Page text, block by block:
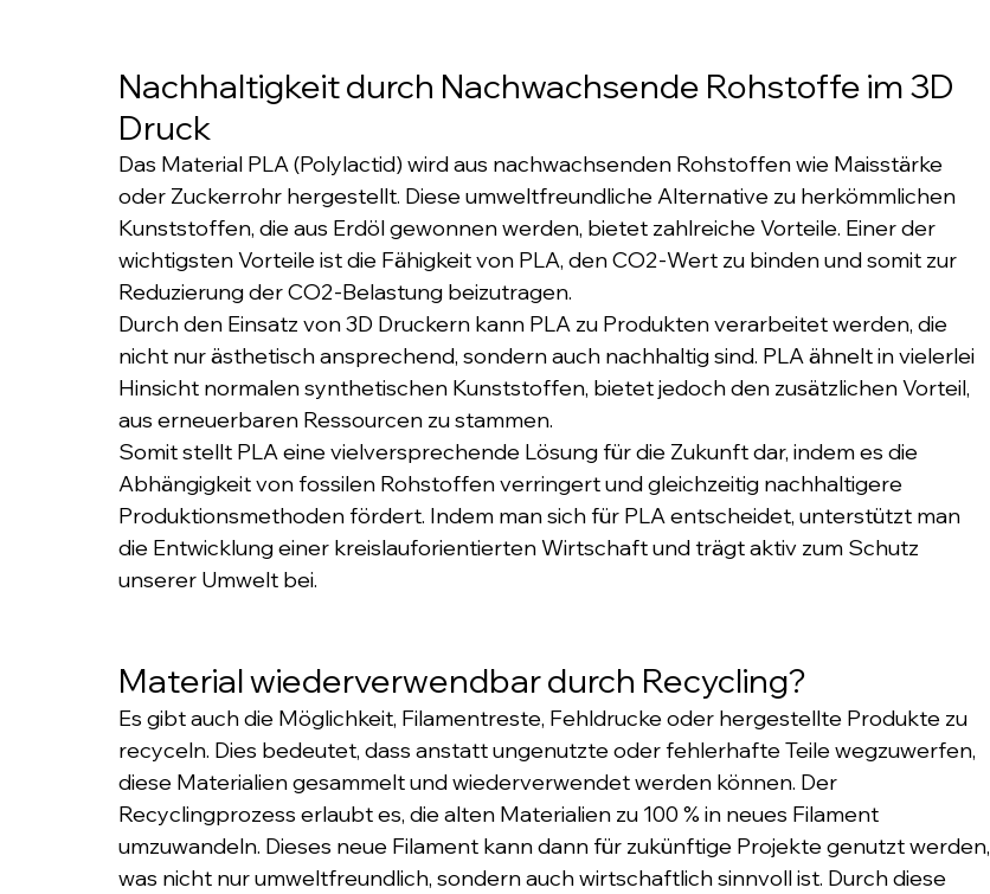
Nachhaltigkeit durch Nachwachsende Rohstoffe im 3D
Druck
Das Material PLA (Polylactid) wird aus nachwachsenden Rohstoffen wie Maisstärke
oder Zuckerrohr hergestellt. Diese umweltfreundliche Alternative zu herkömmlichen
Kunststoffen, die aus Erdöl gewonnen werden, bietet zahlreiche Vorteile. Einer der
wichtigsten Vorteile ist die Fähigkeit von PLA, den CO2-Wert zu binden und somit zur
Reduzierung der CO2-Belastung beizutragen.
Durch den Einsatz von 3D Druckern kann PLA zu Produkten verarbeitet werden, die
nicht nur ästhetisch ansprechend, sondern auch nachhaltig sind. PLA ähnelt in vielerlei
Hinsicht normalen synthetischen Kunststoffen, bietet jedoch den zusätzlichen Vorteil,
aus erneuerbaren Ressourcen zu stammen.
Somit stellt PLA eine vielversprechende Lösung für die Zukunft dar, indem es die
Abhängigkeit von fossilen Rohstoffen verringert und gleichzeitig nachhaltigere
Produktionsmethoden fördert. Indem man sich für PLA entscheidet, unterstützt man
die Entwicklung einer kreislauforientierten Wirtschaft und trägt aktiv zum Schutz
unserer Umwelt bei.
Material wiederverwendbar durch Recycling?
Es gibt auch die Möglichkeit, Filamentreste, Fehldrucke oder hergestellte Produkte zu
recyceln. Dies bedeutet, dass anstatt ungenutzte oder fehlerhafte Teile wegzuwerfen,
diese Materialien gesammelt und wiederverwendet werden können. Der
Recyclingprozess erlaubt es, die alten Materialien zu 100 % in neues Filament
umzuwandeln. Dieses neue Filament kann dann für zukünftige Projekte genutzt werden,
was nicht nur umweltfreundlich, sondern auch wirtschaftlich sinnvoll ist. Durch diese